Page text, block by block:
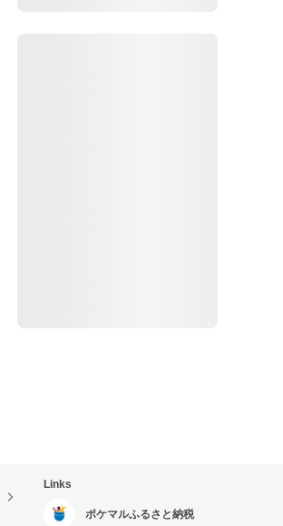
Links
ポケマルふるさと納税